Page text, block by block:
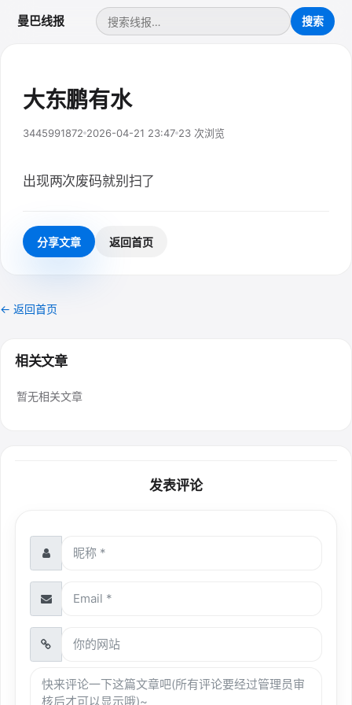
曼巴线报
大东鹏有水
3445991872 2026-04-21 23:47 23 次浏览
出现两次废码就别扫了
分享文章 返回首页
← 返回首页
相关文章
暂无相关文章
发表评论